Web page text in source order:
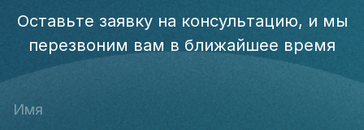
Оставьте заявку на консультацию, и мы
перезвоним вам в ближайшее время